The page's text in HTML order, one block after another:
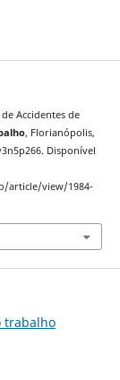
Accidentes de
, Florianópolis,
Disponível
article/view/1984-
trabalho